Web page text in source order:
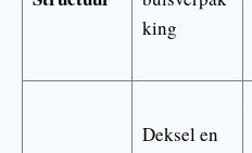
king
Deksel en